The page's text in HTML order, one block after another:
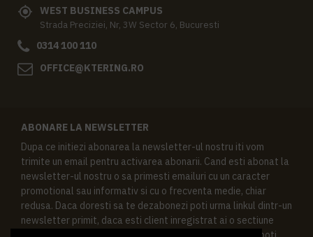
WEST BUSINESS CAMPUS
Strada Preciziei, Nr, 3W Sector 6, Bucuresti
0314 100 110
OFFICE@KTERING.RO
ABONARE LA NEWSLETTER
Dupa ce initiezi abonarea la newsletter-ul nostru iti vom
trimite un email pentru activarea abonarii. Cand esti abonat la
newsletter-ul nostru o sa primesti emailuri cu un caracter
promotional sau informativ si cu o frecventa medie, chiar
redusa. Daca doresti sa te dezabonezi poti urma linkul dintr-un
newsletter primit, daca esti client inregistrat ai o sectiune